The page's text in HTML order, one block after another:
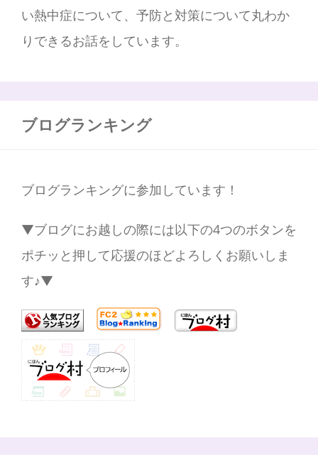
い熱中症について、予防と対策について丸わか
りできるお話をしています。
ブログランキング
ブログランキングに参加しています！
▼ブログにお越しの際には以下の4つのボタンを
ポチッと押して応援のほどよろしくお願いしま
す♪▼